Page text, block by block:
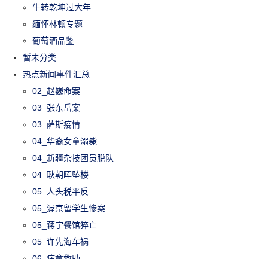
牛转乾坤过大年
缅怀林顿专题
葡萄酒品鉴
暂未分类
热点新闻事件汇总
02_赵巍命案
03_张东岳案
03_萨斯疫情
04_华裔女童溺毙
04_新疆杂技团员脱队
04_耿朝晖坠楼
05_人头税平反
05_渥京留学生惨案
05_蒋宇餐馆猝亡
05_许先海车祸